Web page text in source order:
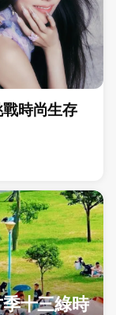
時尚生存
十三綠時